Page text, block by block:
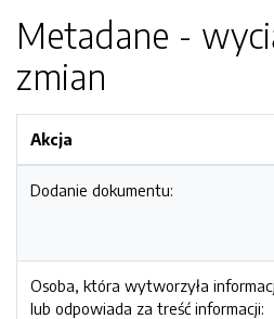
Metadane -
zmian
Akcja
Dodanie dokumentu:
Osoba, która wytworzyła
lub odpowiada za treść informacji: